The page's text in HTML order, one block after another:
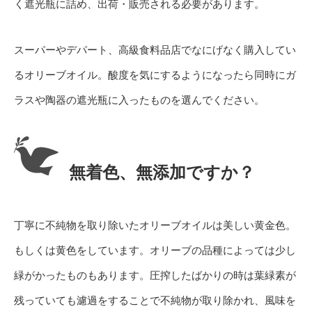
く遮光瓶に詰め、出荷・販売される必要があります。
スーパーやデパート、高級食料品店でなにげなく購入してい
るオリーブオイル。酸度を気にするようになったら同時にガ
ラスや陶器の遮光瓶に入ったものを選んでください。
無着色、無添加ですか？
丁寧に不純物を取り除いたオリーブオイルは美しい黄金色。
もしくは黄色をしています。オリーブの品種によっては少し
緑がかったものもあります。圧搾したばかりの時は葉緑素が
残っていても濾過をすることで不純物が取り除かれ、風味を